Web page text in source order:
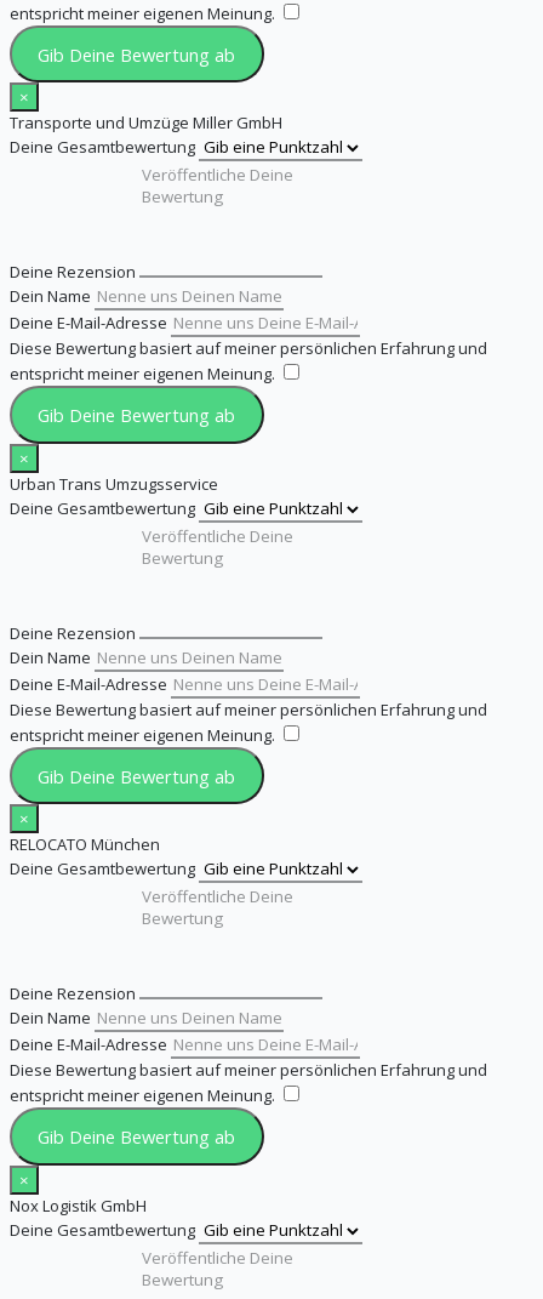
entspricht meiner eigenen Meinung.
Gib Deine Bewertung ab
×
Transporte und Umzüge Miller GmbH
Deine Gesamtbewertung
Deine Rezension
Dein Name
Deine E-Mail-Adresse
Diese Bewertung basiert auf meiner persönlichen Erfahrung und
entspricht meiner eigenen Meinung.
Gib Deine Bewertung ab
×
Urban Trans Umzugsservice
Deine Gesamtbewertung
Deine Rezension
Dein Name
Deine E-Mail-Adresse
Diese Bewertung basiert auf meiner persönlichen Erfahrung und
entspricht meiner eigenen Meinung.
Gib Deine Bewertung ab
×
RELOCATO München
Deine Gesamtbewertung
Deine Rezension
Dein Name
Deine E-Mail-Adresse
Diese Bewertung basiert auf meiner persönlichen Erfahrung und
entspricht meiner eigenen Meinung.
Gib Deine Bewertung ab
×
Nox Logistik GmbH
Deine Gesamtbewertung